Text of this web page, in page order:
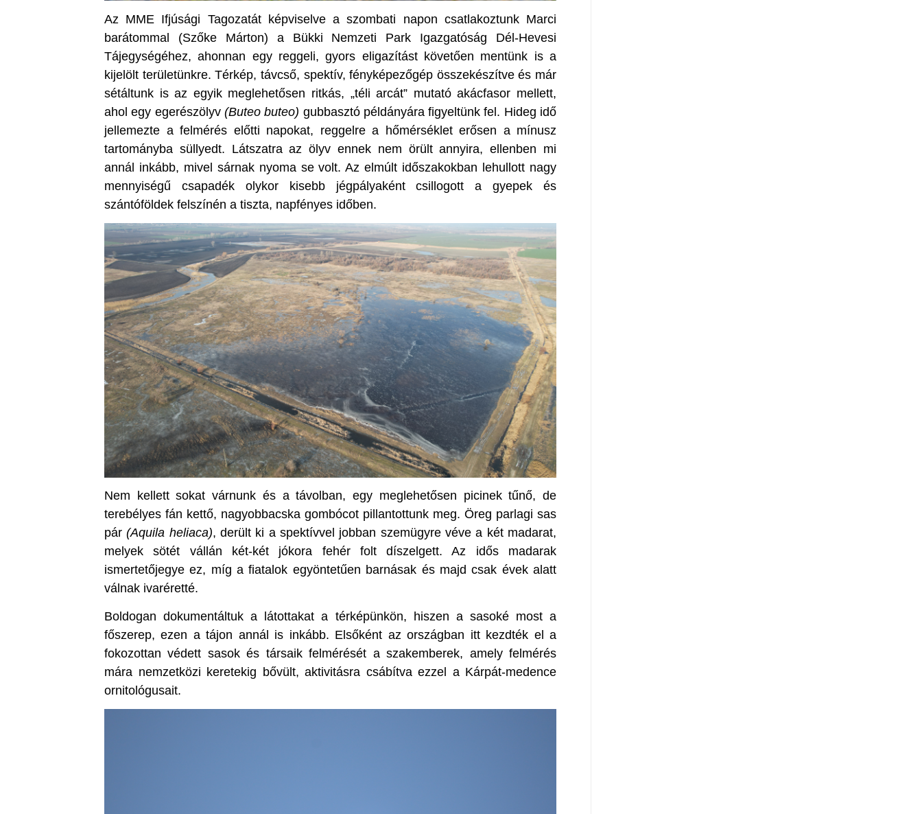
Az MME Ifjúsági Tagozatát képviselve a szombati napon csatlakoztunk Marci
barátommal (Szőke Márton) a Bükki Nemzeti Park Igazgatóság Dél-Hevesi
Tájegységéhez, ahonnan egy reggeli, gyors eligazítást követően mentünk is a
kijelölt területünkre. Térkép, távcső, spektív, fényképezőgép összekészítve és már
sétáltunk is az egyik meglehetősen ritkás, „téli arcát” mutató akácfasor mellett,
ahol egy egerészölyv (Buteo buteo) gubbasztó példányára figyeltünk fel. Hideg idő
jellemezte a felmérés előtti napokat, reggelre a hőmérséklet erősen a mínusz
tartományba süllyedt. Látszatra az ölyv ennek nem örült annyira, ellenben mi
annál inkább, mivel sárnak nyoma se volt. Az elmúlt időszakokban lehullott nagy
mennyiségű csapadék olykor kisebb jégpályaként csillogott a gyepek és
szántóföldek felszínén a tiszta, napfényes időben.
Nem kellett sokat várnunk és a távolban, egy meglehetősen picinek tűnő, de
terebélyes fán kettő, nagyobbacska gombócot pillantottunk meg. Öreg parlagi sas
pár(Aquila heliaca), derült ki a spektívvel jobban szemügyre véve a két madarat,
melyek sötét vállán két-két jókora fehér folt díszelgett. Az idős madarak
ismertetőjegye ez, míg a fiatalok egyöntetűen barnásak és majd csak évek alatt
válnak ivaréretté.
Boldogan dokumentáltuk a látottakat a térképünkön, hiszen a sasoké most a
főszerep, ezen a tájon annál is inkább. Elsőként az országban itt kezdték el a
fokozottan védett sasok és társaik felmérését a szakemberek, amely felmérés
mára nemzetközi keretekig bővült, aktivitásra csábítva ezzel a Kárpát-medence
ornitológusait.